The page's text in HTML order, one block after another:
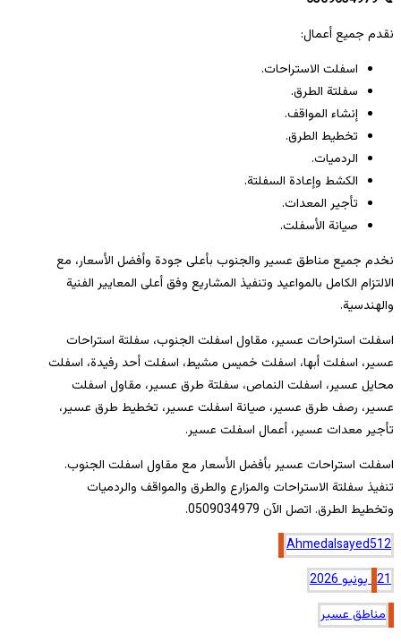
نقدم جميع أعمال:
اسفلت الاستراحات.
سفلتة الطرق.
إنشاء المواقف.
تخطيط الطرق.
الردميات.
الكشط وإعادة السفلتة.
تأجير المعدات.
صيانة الأسفلت.
نخدم جميع مناطق عسير والجنوب بأعلى جودة وأفضل الأسعار، مع
الالتزام الكامل بالمواعيد وتنفيذ المشاريع وفق أعلى المعايير الفنية
والهندسية.
اسفلت استراحات عسير، مقاول اسفلت الجنوب، سفلتة استراحات
عسير، اسفلت أبها، اسفلت خميس مشيط، اسفلت أحد رفيدة، اسفلت
محايل عسير، اسفلت النماص، سفلتة طرق عسير، مقاول اسفلت
عسير، رصف طرق عسير، صيانة اسفلت عسير، تخطيط طرق عسير،
تأجير معدات عسير، أعمال اسفلت عسير.
اسفلت استراحات عسير بأفضل الأسعار مع مقاول اسفلت الجنوب.
تنفيذ سفلتة الاستراحات والمزارع والطرق والمواقف والردميات
وتخطيط الطرق. اتصل الآن 0509034979.
Ahmedalsayed512
21 يونيو 2026
مناطق عسير